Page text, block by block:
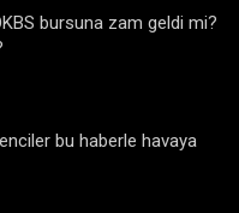
bursuna zam geldi mi?
bu haberle havaya